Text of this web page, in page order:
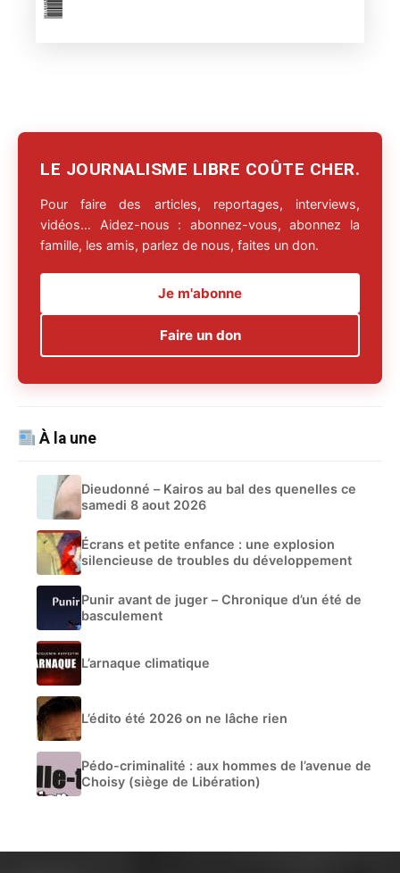
LE JOURNALISME LIBRE COÛTE CHER.
Pour faire des articles, reportages, interviews,
vidéos… Aidez-nous : abonnez-vous, abonnez la
famille, les amis, parlez de nous, faites un don.
Je m'abonne
Faire un don
À la une
Dieudonné – Kairos au bal des quenelles ce
samedi 8 aout 2026
Écrans et petite enfance : une explosion
silencieuse de troubles du développement
Punir avant de juger – Chronique d’un été de
basculement
L’arnaque climatique
L’édito été 2026 on ne lâche rien
Pédo-criminalité : aux hommes de l’avenue de
Choisy (siège de Libération)